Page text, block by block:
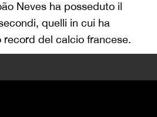
Neves ha posseduto il
quelli in cui ha
del calcio francese.